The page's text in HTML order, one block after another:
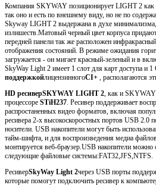
Компания SKYWAY позиционирует LIGHT 2 как
так оно и есть по внешнему виду, но не по
Skyway LIGHT 2 выдержана в духе
излишеств.Матовый черный цвет корпуса
передней панели так же расположен
отображения состояний. В режиме ожидания
загружается - он мигает красный-зеленый и в
SkyWay Light 2 имеет 1 слот для карт доступа и
поддержкойлицензинногоCI+ , располагаются
HD ресиверSKYWAY LIGHT 2, как и
процессоре STiH237. Ресивер поддерживает
распростаненных видео форматов, включая
ресивера 2-х высокоскоростных портов USB 2.0
носители. USB накопители могут быть
тайм-шифта, и для воспроизведения медиа
монтируется веб-браузер.USB накопители
следующие файловые системы:FAT32,JFS,NTFS.
РесиверSkyWay Light 2через USB порты
которые помогут подключить ресивер к